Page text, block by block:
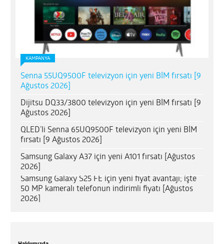
OPPO Reno 15
KAMPANYA
Senna 55UQ9500F televizyon için yeni BİM fırsatı [9
Ağustos 2026]
Dijitsu DQ33/3800 televizyon için yeni BİM fırsatı [9
Ağustos 2026]
QLED’li Senna 65UQ9500F televizyon için yeni BİM
fırsatı [9 Ağustos 2026]
Samsung Galaxy A37 için yeni A101 fırsatı [Ağustos
2026]
Samsung Galaxy S25 FE için yeni fiyat avantajı; işte
50 MP kameralı telefonun indirimli fiyatı [Ağustos
2026]